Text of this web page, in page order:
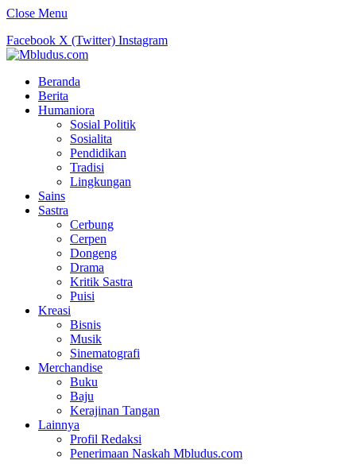
Close Menu
Facebook X (Twitter) Instagram
Beranda
Berita
Humaniora
Sosial Politik
Sosialita
Pendidikan
Tradisi
Lingkungan
Sains
Sastra
Cerbung
Cerpen
Dongeng
Drama
Kritik Sastra
Puisi
Kreasi
Bisnis
Musik
Sinematografi
Merchandise
Buku
Baju
Kerajinan Tangan
Lainnya
Profil Redaksi
Penerimaan Naskah Mbludus.com